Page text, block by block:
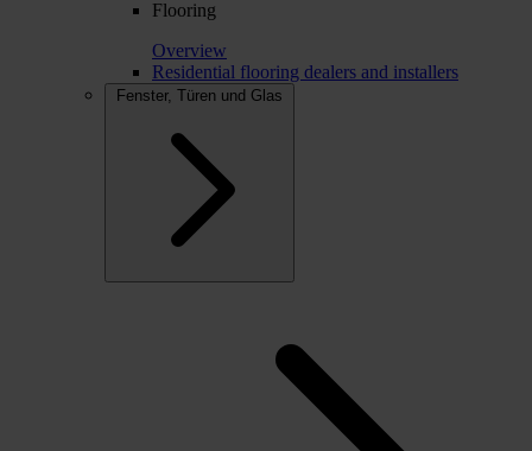
Flooring
Overview
Residential flooring dealers and installers
Fenster, Türen und Glas